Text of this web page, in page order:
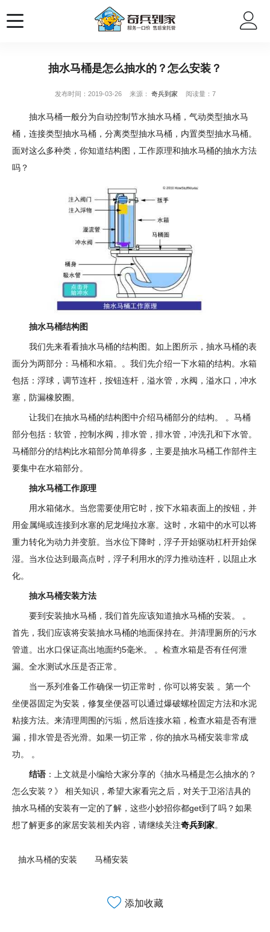
抽水马桶是怎么抽水的？怎么安装？
发布时间：2019-03-26 来源： 奇兵到家 阅读量：7
抽水马桶一般分为自动控制节水抽水马桶，气动类型抽水马
桶，连接类型抽水马桶，分离类型抽水马桶，内置类型抽水马桶。
面对这么多种类，你知道结构图，工作原理和抽水马桶的抽水方法
吗？
抽水马桶结构图
我们先来看看抽水马桶的结构图。如上图所示，抽水马桶的表
面分为两部分：马桶和水箱。。我们先介绍一下水箱的结构。水箱
包括：浮球，调节连杆，按钮连杆，溢水管，水阀，溢水口，冲水
塞，防漏橡胶圈。
让我们在抽水马桶的结构图中介绍马桶部分的结构。 。马桶
部分包括：软管，控制水阀，排水管，排水管，冲洗孔和下水管。
马桶部分的结构比水箱部分简单得多，主要是抽水马桶工作部件主
要集中在水箱部分。
抽水马桶工作原理
用水箱储水。当您需要使用它时，按下水箱表面上的按钮，并
用金属绳或连接到水塞的尼龙绳拉水塞。这时，水箱中的水可以将
重力转化为动力并变脏。当水位下降时，浮子开始驱动杠杆开始保
湿。当水位达到最高点时，浮子利用水的浮力推动连杆，以阻止水
化。
抽水马桶安装方法
要到安装抽水马桶，我们首先应该知道抽水马桶的安装。 。
首先，我们应该将安装抽水马桶的地面保持在。并清理厕所的污水
管道。出水口保证高出地面约5毫米。 。检查水箱是否有任何泄
漏。全水测试水压是否正常。
当一系列准备工作确保一切正常时，你可以将安装 。第一个
坐便器固定为安装，修复坐便器可以通过爆破螺栓固定方法和水泥
粘接方法。来清理周围的污垢，然后连接水箱，检查水箱是否有泄
漏，排水管是否光滑。如果一切正常，你的抽水马桶安装非常成
功。 。
结语 ：上文就是小编给大家分享的《抽水马桶是怎么抽水的？
怎么安装？》 相关知识，希望大家看完之后，对关于卫浴洁具的
抽水马桶的安装有一定的了解，这些小妙招你都get到了吗？如果
想了解更多的家居安装相关内容，请继续关注奇兵到家。
抽水马桶的安装 马桶安装
添加收藏